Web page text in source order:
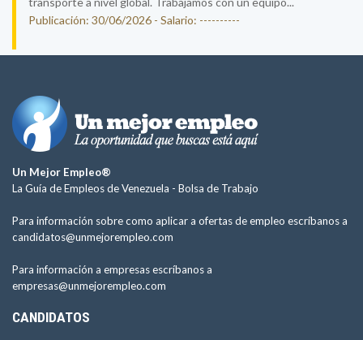
Publicación: 30/06/2026 - Salario: ----------
Un Mejor Empleo®
La Guía de Empleos de Venezuela - Bolsa de Trabajo
Para información sobre como aplicar a ofertas de empleo escríbanos a
candidatos@unmejorempleo.com
Para información a empresas escríbanos a
empresas@unmejorempleo.com
CANDIDATOS